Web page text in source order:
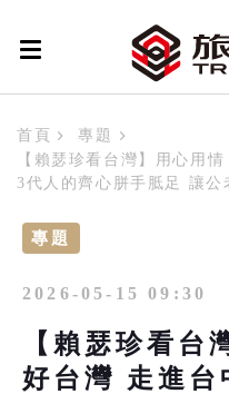
首頁
專題
【賴瑟珍看台灣】用心用
3代人的齊心胼手胝足 讓公
專題
2026-05-15 09:30
【賴瑟珍看台
好台灣 走進台